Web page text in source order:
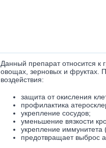
Данный препарат относится к
овощах, зерновых и фруктах.
воздействия:
защита от окисления
профилактика
укрепление сосудов;
уменьшение вязкости
укрепление иммунитета
предотвращает выброс